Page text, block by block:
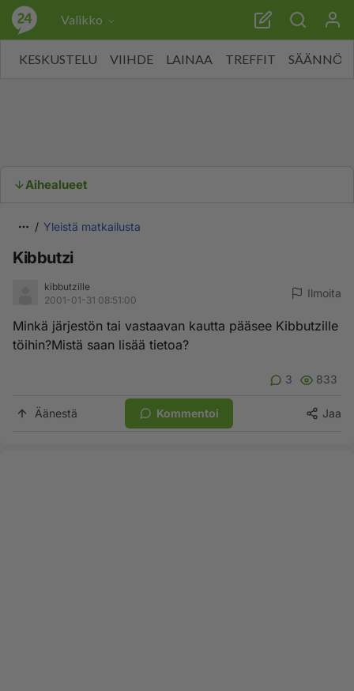
Valikko
KESKUSTELU VIIHDE LAINAA TREFFIT SÄÄNNÖT
Aihealueet
Yleistä matkailusta
Kibbutzi
kibbutzille
2001-01-31 08:51:00
Ilmoita
Minkä järjestön tai vastaavan kautta pääsee Kibbutzille
töihin?Mistä saan lisää tietoa?
3 833
Äänestä Kommentoi Jaa